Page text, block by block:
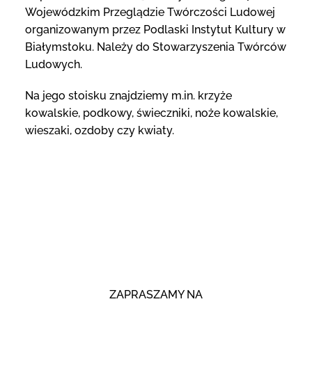
Wojewódzkim Przeglądzie Twórczości Ludowej
organizowanym przez Podlaski Instytut Kultury w
Białymstoku. Należy do Stowarzyszenia Twórców
Ludowych.
Na jego stoisku znajdziemy m.in. krzyże
kowalskie, podkowy, świeczniki, noże kowalskie,
wieszaki, ozdoby czy kwiaty.
ZAPRASZAMY NA